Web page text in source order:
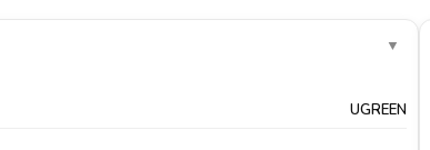
▼
UGREEN